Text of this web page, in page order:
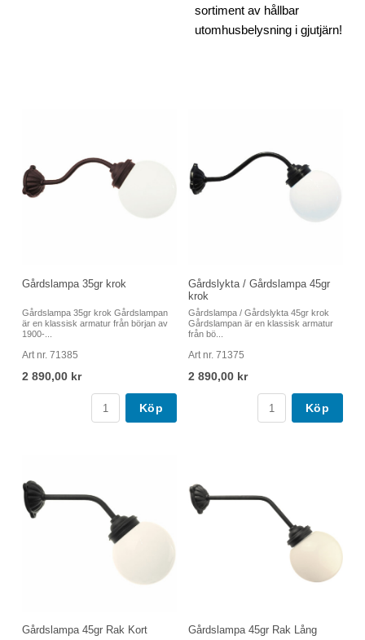
sortiment av hållbar
utomhusbelysning i gjutjärn!
Gårdslampa 35gr krok
Gårdslampa 35gr krok Gårdslampan
är en klassisk armatur från början av
1900-...
Art nr. 71385
2 890,00 kr
Köp
Gårdslykta / Gårdslampa 45gr
krok
Gårdslampa / Gårdslykta 45gr krok
Gårdslampan är en klassisk armatur
från bö...
Art nr. 71375
2 890,00 kr
Köp
Gårdslampa 45gr Rak Kort Gårdslampa 45gr Rak Lång